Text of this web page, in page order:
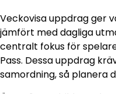
Veckovisa uppdrag ger
jämfört med dagliga
centralt fokus för
Pass. Dessa uppdrag
samordning, så planera